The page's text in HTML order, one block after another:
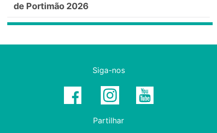
de Portimão 2026
Siga-nos
Partilhar